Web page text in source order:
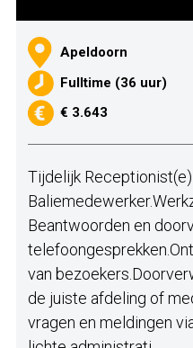
Apeldoorn
Fulltime (36 uur)
€ 3.643
Tijdelijk
Beantwoorden en
van
de juiste afdeling of
vragen en meldingen